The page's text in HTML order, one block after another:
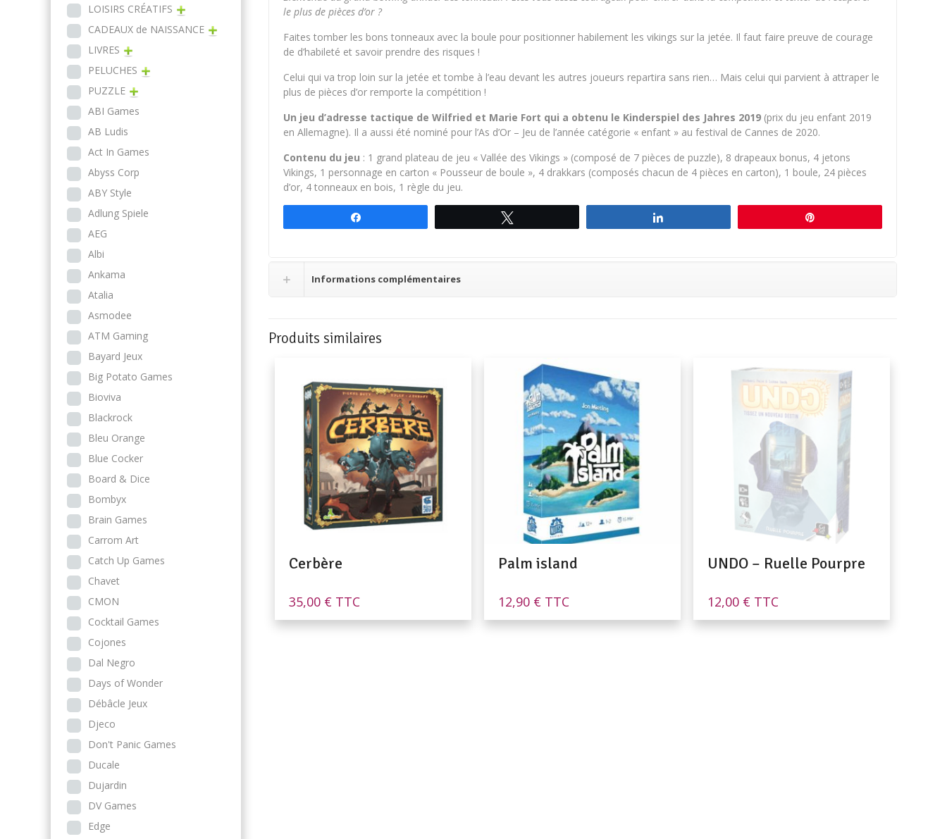
le plus de pièces d’or ?
Faites tomber les bons tonneaux avec la boule pour positionner habilement les vikings sur la jetée. Il faut faire preuve de courage
de d’habileté et savoir prendre des risques !
Celui qui va trop loin sur la jetée et tombe à l’eau devant les autres joueurs repartira sans rien… Mais celui qui parvient à attraper le
plus de pièces d’or remporte la compétition !
Un jeu d’adresse tactique de Wilfried et Marie Fort qui a obtenu le Kinderspiel des Jahres 2019 (prix du jeu enfant 2019
en Allemagne). Il a aussi été nominé pour l’As d’Or – Jeu de l’année catégorie « enfant » au festival de Cannes de 2020.
Contenu du jeu : 1 grand plateau de jeu « Vallée des Vikings » (composé de 7 pièces de puzzle), 8 drapeaux bonus, 4 jetons
Vikings, 1 personnage en carton « Pousseur de boule », 4 drakkars (composés chacun de 4 pièces en carton), 1 boule, 24 pièces
d’or, 4 tonneaux en bois, 1 règle du jeu.
Informations complémentaires
Produits similaires
Cerbère
35,00 € TTC
Palm island
12,90 € TTC
UNDO – Ruelle Pourpre
12,00 € TTC
LOISIRS CRÉATIFS
CADEAUX de NAISSANCE
LIVRES
PELUCHES
PUZZLE
ABI Games
AB Ludis
Act In Games
Abyss Corp
ABY Style
Adlung Spiele
AEG
Albi
Ankama
Atalia
Asmodee
ATM Gaming
Bayard Jeux
Big Potato Games
Bioviva
Blackrock
Bleu Orange
Blue Cocker
Board & Dice
Bombyx
Brain Games
Carrom Art
Catch Up Games
Chavet
CMON
Cocktail Games
Cojones
Dal Negro
Days of Wonder
Débâcle Jeux
Djeco
Don't Panic Games
Ducale
Dujardin
DV Games
Edge